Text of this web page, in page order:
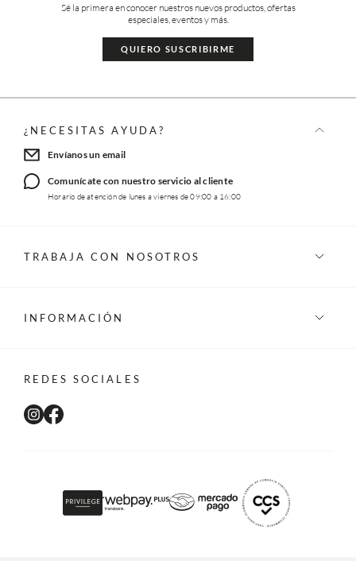
Sé la primera en conocer nuestros nuevos productos, ofertas
especiales, eventos y más.
QUIERO SUSCRIBIRME
¿NECESITAS AYUDA?
Envíanos un email
Comunícate con nuestro servicio al cliente
Horario de atención de lunes a viernes de 09:00 a 16:00
TRABAJA CON NOSOTROS
INFORMACIÓN
REDES SOCIALES